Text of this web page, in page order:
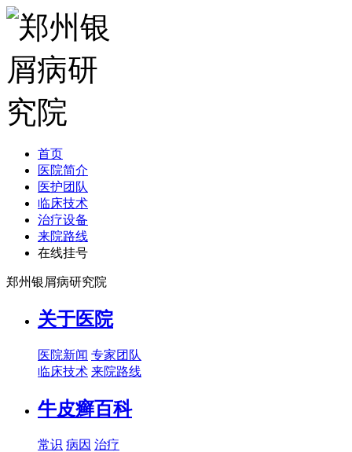
首页
医院简介
医护团队
临床技术
治疗设备
来院路线
在线挂号
郑州银屑病研究院
关于医院
医院新闻 专家团队
临床技术 来院路线
牛皮癣百科
常识 病因 治疗